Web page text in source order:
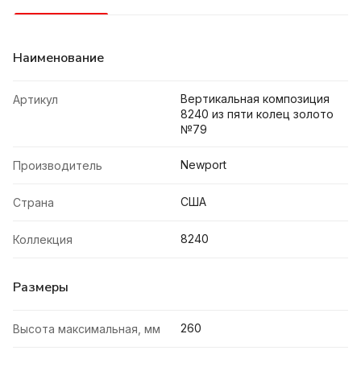
Наименование
Артикул
Вертикальная композиция
8240 из пяти колец золото
№79
Производитель Newport
Страна США
Коллекция 8240
Размеры
Высота максимальная, мм 260